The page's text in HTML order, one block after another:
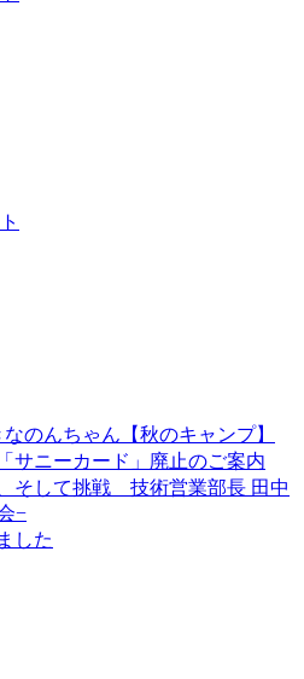
なのんちゃん【秋のキャンプ】
サニーカード」廃止のご案内
そして挑戦 技術営業部長 田中
−
した